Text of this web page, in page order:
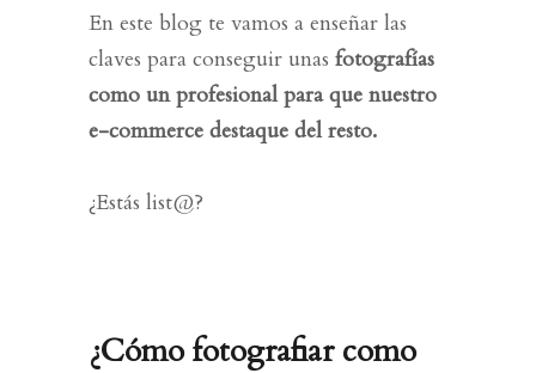
En este blog te vamos a enseñar las
claves para conseguir unas fotografías
como un profesional para que nuestro
e-commerce destaque del resto.
¿Estás list@?
¿Cómo fotografiar como